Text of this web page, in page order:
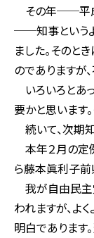
その年──平成
──知事という
ました。そのと
のでありますが
いろいろとあ
要かと思います
続いて、次期
本年２月の定
ら藤本眞利子前
我が自由民主
われますが、よ
明白であります